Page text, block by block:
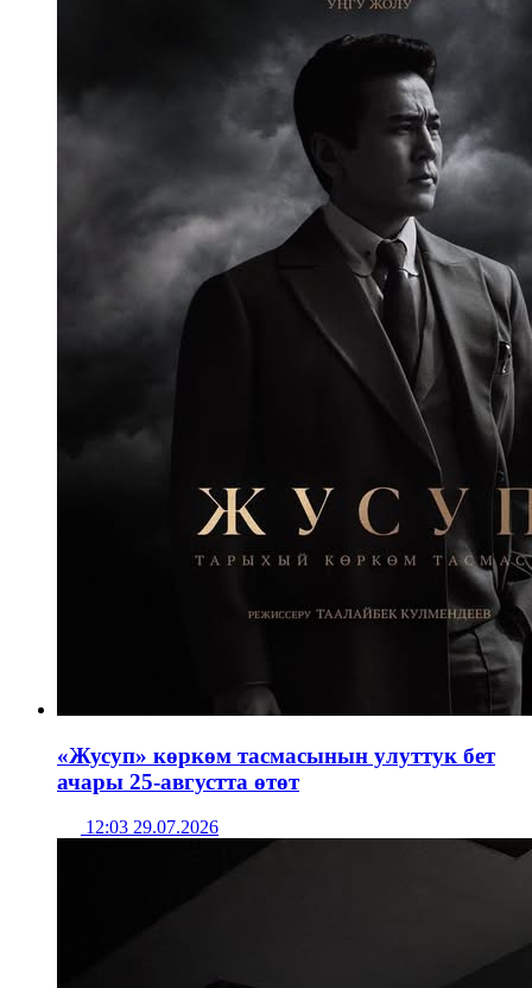
«Жусуп» көркөм тасмасынын улуттук бет
ачары 25-августта өтөт
12:03 29.07.2026